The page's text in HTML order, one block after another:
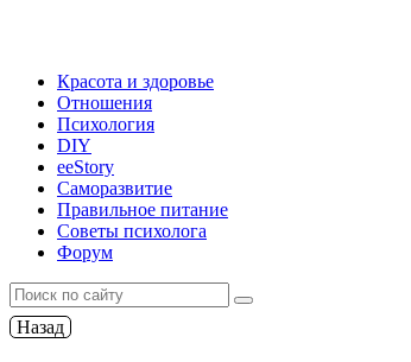
Красота и здоровье
Отношения
Психология
DIY
ееStory
Саморазвитие
Правильное питание
Советы психолога
Форум
Назад